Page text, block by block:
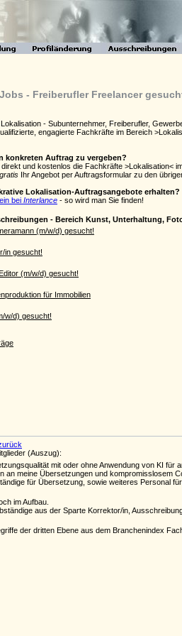
- Freiberufler Freelancer
- Subunternehmer, Freiberufler,
engagierte Fachkräfte im Bereich
konkreten Auftrag zu vergeben?
und kostenlos die Fachkräfte >Lokalisation<
gratis Ihr Angebot per Auftragsformular zu den
Lokalisation-Auftragsangebote erhalten?
bei Interlance - so wird man Sie finden!
(Auszug):
mit oder ohne Anwendung von KI
an meine Übersetzungen und kompromisslosem
für Übersetzung, sowie weiteres Personal für
im Aufbau.
aus der Sparte Korrektor/in,
der dritten Ebene aus dem Branchenindex